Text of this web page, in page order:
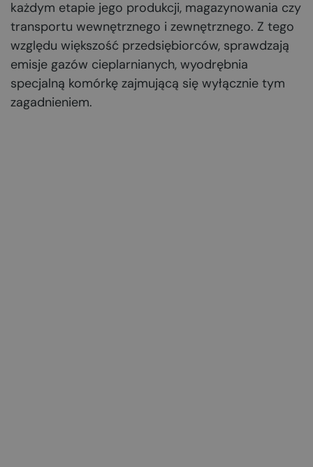
każdym etapie jego produkcji, magazynowania czy
transportu wewnętrznego i zewnętrznego. Z tego
względu większość przedsiębiorców, sprawdzają
emisje gazów cieplarnianych, wyodrębnia
specjalną komórkę zajmującą się wyłącznie tym
zagadnieniem.